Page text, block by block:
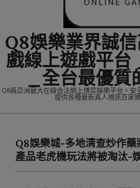
Q8娛樂業界誠
戲線上遊戲平
_全台最優質
Q8爲亞洲最大在線合法網上博弈娛樂平台。安
提供各種最新真人視訊百家
MenuQ8娛樂城-多地清查炒作藥
產品老虎機玩法將被淘汰-